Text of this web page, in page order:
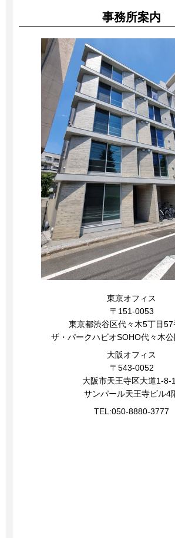
事務所案内
東京オフィス
〒151-0053
東京都渋谷区代々木5丁目
ザ・パークハビオSOHO代々木
大阪オフィス
〒543-0052
大阪市天王寺区大道1-8-
サンパール天王寺ビル4
TEL:050-8880-3777